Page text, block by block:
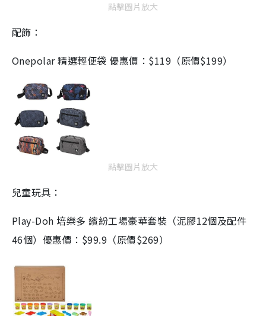
點擊圖片放大
配飾：
Onepolar 精選輕便袋 優惠價：$119（原價$199）
點擊圖片放大
兒童玩具：
Play-Doh 培樂多 繽紛工場豪華套裝（泥膠12個及配件
46個）優惠價：$99.9（原價$269）